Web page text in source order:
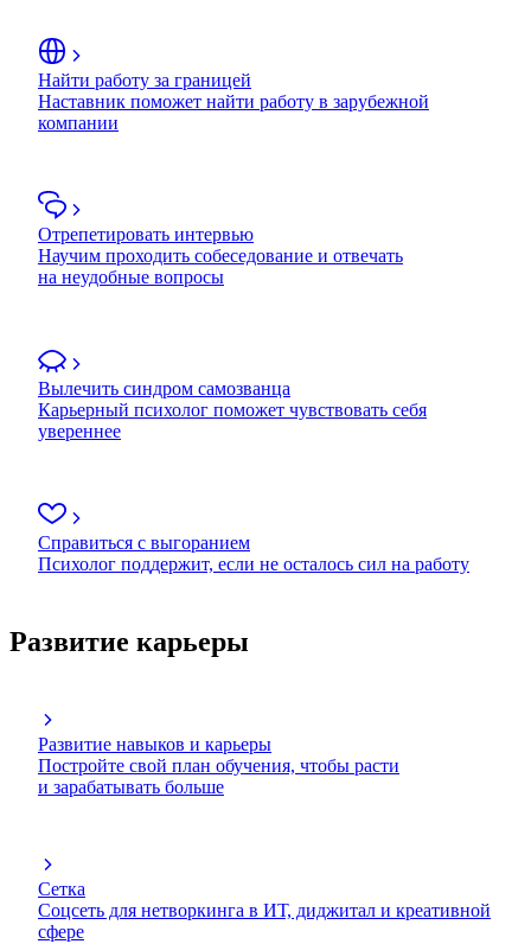
Найти работу за границей
Наставник поможет найти работу в зарубежной
компании
Отрепетировать интервью
Научим проходить собеседование и отвечать
на неудобные вопросы
Вылечить синдром самозванца
Карьерный психолог поможет чувствовать себя
увереннее
Справиться с выгоранием
Психолог поддержит, если не осталось сил на работу
Развитие карьеры
Развитие навыков и карьеры
Постройте свой план обучения, чтобы расти
и зарабатывать больше
Сетка
Соцсеть для нетворкинга в ИТ, диджитал и креативной
сфере